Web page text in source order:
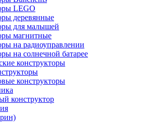
LEGO
деревянные
для малышей
магнитные
на радиоуправлении
на солнечной батарее
конструкторы
конструкторы
конструктор